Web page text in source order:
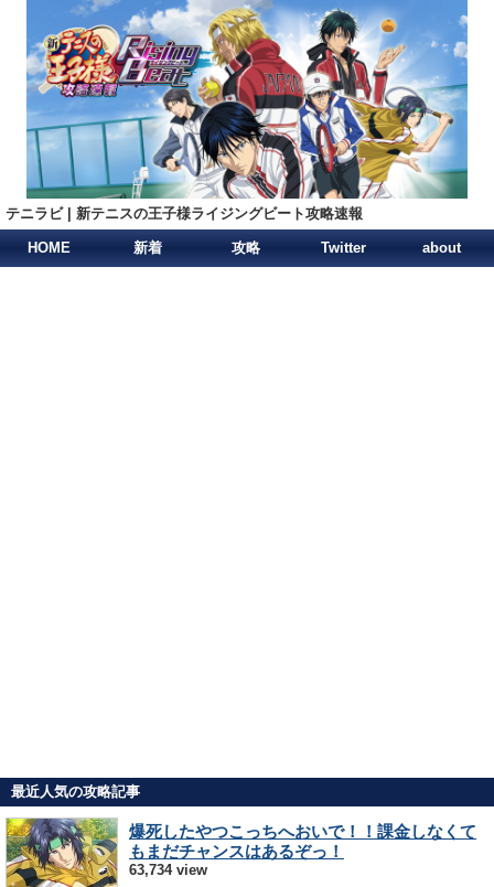
テニラビ | 新テニスの王子様ライジングビート攻略速報
HOME 新着 攻略 Twitter about
最近人気の攻略記事
爆死したやつこっちへおいで！！課金しなくて
もまだチャンスはあるぞっ！
63,734 view